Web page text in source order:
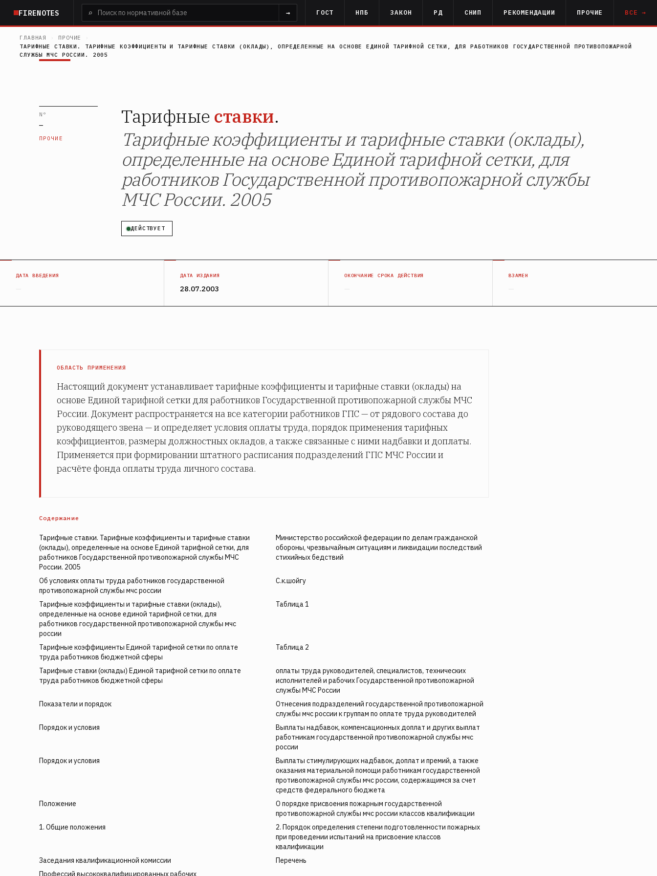
основному
содержанию
FIRENOTES ⌕ → ГОСТ НПБ ЗАКОН РД СНИП РЕКОМЕНДАЦИИ ПРОЧИЕ ВСЕ →
ГЛАВНАЯ ПРОЧИЕ
ТАРИФНЫЕ СТАВКИ. ТАРИФНЫЕ КОЭФФИЦИЕНТЫ И ТАРИФНЫЕ СТАВКИ (ОКЛАДЫ), ОПРЕДЕЛЕННЫЕ НА ОСНОВЕ ЕДИНОЙ ТАРИФНОЙ СЕТКИ, ДЛЯ РАБОТНИКОВ ГОСУДАРСТВЕННОЙ ПРОТИВОПОЖАРНОЙ
СЛУЖБЫ МЧС РОССИИ. 2005
N°
—
ПРОЧИЕ
Тарифные ставки.
Тарифные коэффициенты и тарифные ставки (оклады),
определенные на основе Единой тарифной сетки, для
работников Государственной противопожарной службы
МЧС России. 2005
ДЕЙСТВУЕТ
ДАТА ВВЕДЕНИЯ
—
ДАТА ИЗДАНИЯ
28.07.2003
ОКОНЧАНИЕ СРОКА ДЕЙСТВИЯ
—
ВЗАМЕН
—
ОБЛАСТЬ ПРИМЕНЕНИЯ
Настоящий документ устанавливает тарифные коэффициенты и тарифные ставки (оклады) на
основе Единой тарифной сетки для работников Государственной противопожарной службы МЧС
России. Документ распространяется на все категории работников ГПС — от рядового состава до
руководящего звена — и определяет условия оплаты труда, порядок применения тарифных
коэффициентов, размеры должностных окладов, а также связанные с ними надбавки и доплаты.
Применяется при формировании штатного расписания подразделений ГПС МЧС России и
расчёте фонда оплаты труда личного состава.
Содержание
Тарифные ставки. Тарифные коэффициенты и тарифные ставки
(оклады), определенные на основе Единой тарифной сетки, для
работников Государственной противопожарной службы МЧС
России. 2005
Министерство российской федерации по делам гражданской
обороны, чрезвычайным ситуациям и ликвидации последствий
стихийных бедствий
Об условиях оплаты труда работников государственной
противопожарной службы мчс россии
С.к.шойгу
Тарифные коэффициенты и тарифные ставки (оклады),
определенные на основе единой тарифной сетки, для
работников государственной противопожарной службы мчс
россии
Таблица 1
Тарифные коэффициенты Единой тарифной сетки по оплате
труда работников бюджетной сферы
Таблица 2
Тарифные ставки (оклады) Единой тарифной сетки по оплате
труда работников бюджетной сферы
оплаты труда руководителей, специалистов, технических
исполнителей и рабочих Государственной противопожарной
службы МЧС России
Показатели и порядок
Отнесения подразделений государственной противопожарной
службы мчс россии к группам по оплате труда руководителей
Порядок и условия
Выплаты надбавок, компенсационных доплат и других выплат
работникам государственной противопожарной службы мчс
россии
Порядок и условия
Выплаты стимулирующих надбавок, доплат и премий, а также
оказания материальной помощи работникам государственной
противопожарной службы мчс россии, содержащимся за счет
средств федерального бюджета
Положение
О порядке присвоения пожарным государственной
противопожарной службы мчс россии классов квалификации
1. Общие положения
2. Порядок определения степени подготовленности пожарных
при проведении испытаний на присвоение классов
квалификации
Заседания квалификационной комиссии
Перечень
Профессий высококвалифицированных рабочих